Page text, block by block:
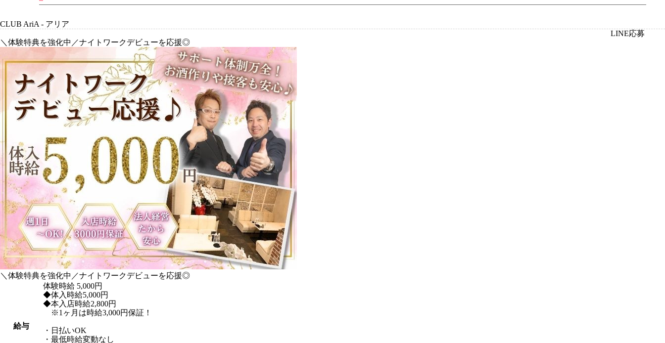
CLUB AriA - アリア
LINE応募
＼体験特典を強化中／ナイトワークデビューを応援◎
＼体験特典を強化中／ナイトワークデビューを応援◎
給与
体験時給 5,000円
◆体入時給5,000円
◆本入店時給2,800円
※1ヶ月は時給3,000円保証！
・日払いOK
・最低時給変動なし